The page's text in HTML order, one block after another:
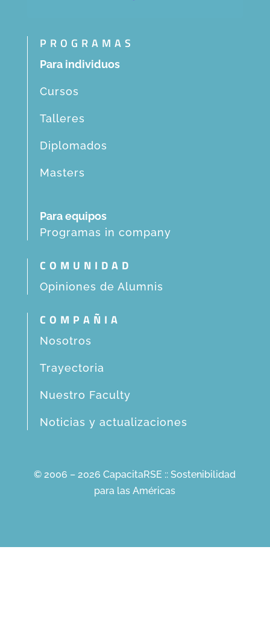
PROGRAMAS
Para individuos
Cursos
Talleres
Diplomados
Masters
Para equipos
Programas in company
COMUNIDAD
Opiniones de Alumnis
COMPAÑIA
Nosotros
Trayectoria
Nuestro Faculty
Noticias y actualizaciones
© 2006 – 2026 CapacitaRSE :: Sostenibilidad
para las Américas